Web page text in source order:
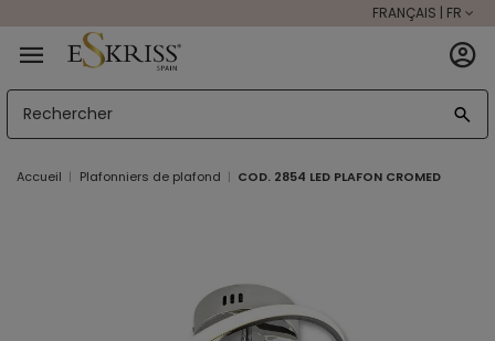
FRANÇAIS | FR
Accueil Plafonniers de plafond COD. 2854 LED PLAFON CROMED